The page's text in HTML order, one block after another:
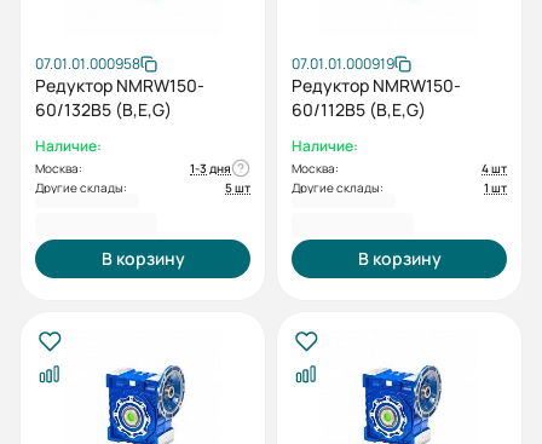
07.01.01.000958
Редуктор NMRW150-
60/132B5 (B,E,G)
Наличие:
Москва:
1-3 дня
Другие склады:
5 шт
В корзину
07.01.01.000919
Редуктор NMRW150-
60/112B5 (B,E,G)
Наличие:
Москва:
4 шт
Другие склады:
1 шт
В корзину